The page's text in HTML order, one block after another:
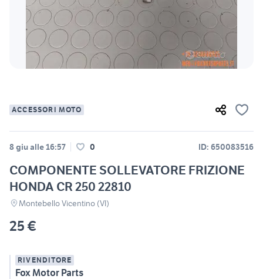
ACCESSORI MOTO
8 giu alle 16:57 0 ID: 650083516
COMPONENTE SOLLEVATORE FRIZIONE
HONDA CR 250 22810
Montebello Vicentino (VI)
25 €
RIVENDITORE
Fox Motor Parts